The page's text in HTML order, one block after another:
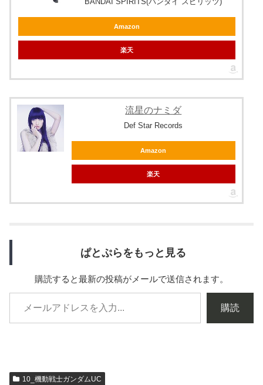
Amazon
楽天
流星のナミダ
Def Star Records
Amazon
楽天
ぱとぷらをもっと見る
購読すると最新の投稿がメールで送信されます。
購読
10_機動戦士ガンダムUC